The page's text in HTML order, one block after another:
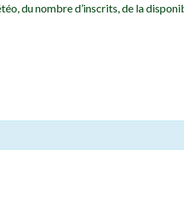
du nombre d’inscrits, de la